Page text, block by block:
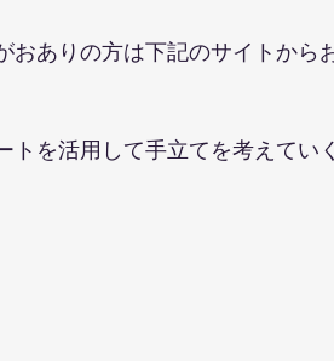
ありの方は下記のサイトから
を活用して手立てを考えてい